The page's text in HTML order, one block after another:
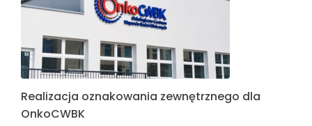
Realizacja oznakowania zewnętrznego dla
OnkoCWBK